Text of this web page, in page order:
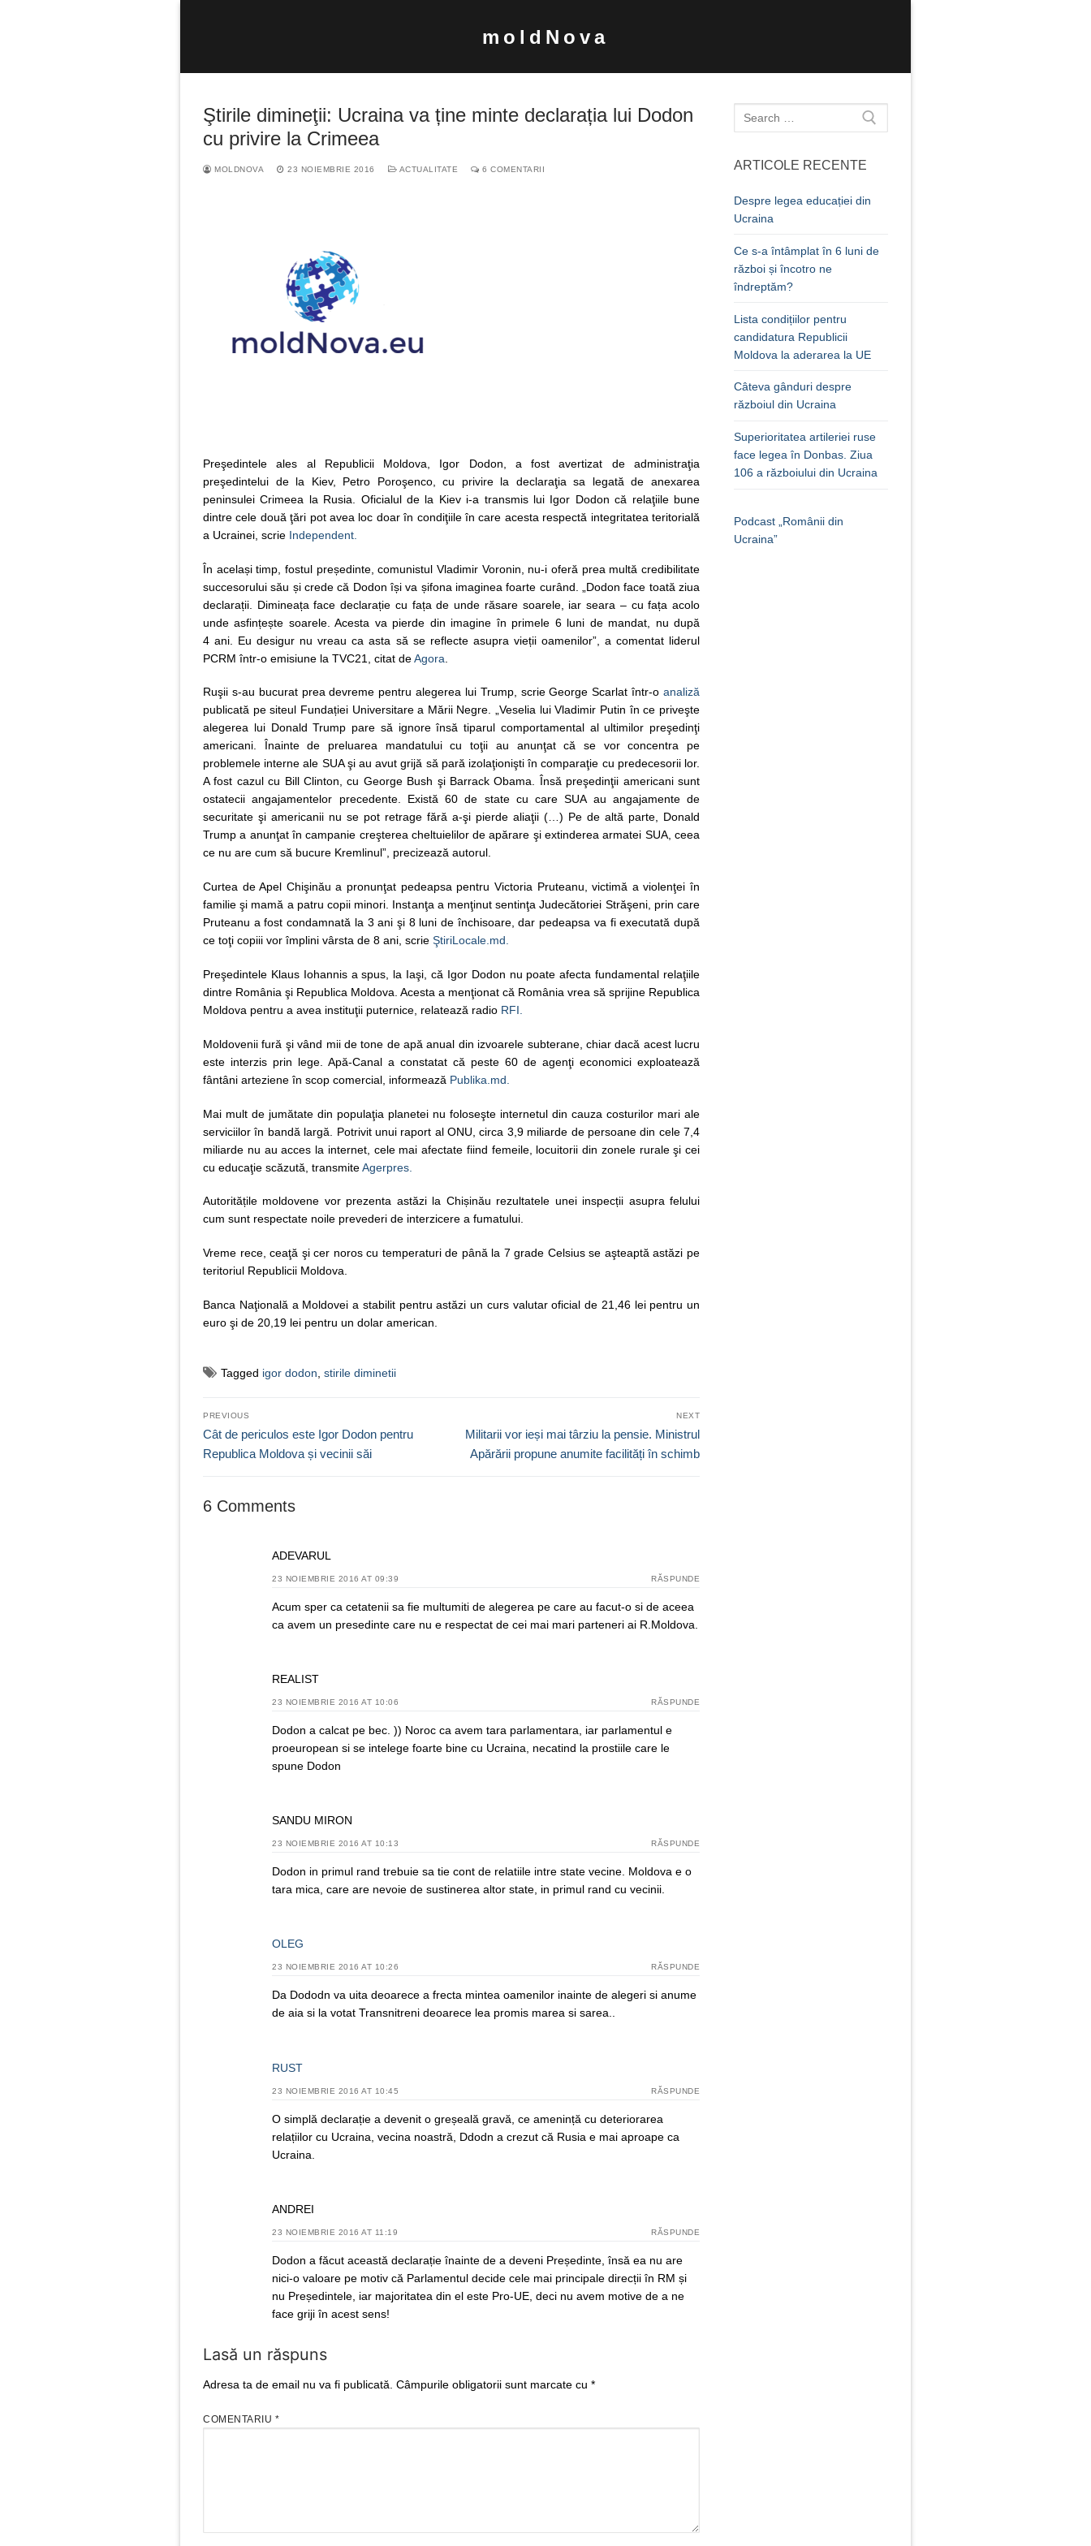
moldNova
Ştirile dimineţii: Ucraina va ține minte declarația lui Dodon
cu privire la Crimeea
MOLDNOVA 23 NOIEMBRIE 2016 ACTUALITATE 6 COMENTARII
Preşedintele ales al Republicii Moldova, Igor Dodon, a fost avertizat de administraţia
preşedintelui de la Kiev, Petro Poroşenco, cu privire la declaraţia sa legată de anexarea
peninsulei Crimeea la Rusia. Oficialul de la Kiev i-a transmis lui Igor Dodon că relaţiile bune
dintre cele două ţări pot avea loc doar în condiţiile în care acesta respectă integritatea teritorială
a Ucrainei, scrie Independent.
În același timp, fostul președinte, comunistul Vladimir Voronin, nu-i oferă prea multă credibilitate
succesorului său și crede că Dodon își va șifona imaginea foarte curând. „Dodon face toată ziua
declarații. Dimineața face declarație cu fața de unde răsare soarele, iar seara – cu fața acolo
unde asfințește soarele. Acesta va pierde din imagine în primele 6 luni de mandat, nu după
4 ani. Eu desigur nu vreau ca asta să se reflecte asupra vieții oamenilor”, a comentat liderul
PCRM într-o emisiune la TVC21, citat deAgora
Ruşii s-au bucurat prea devreme pentru alegerea lui Trump, scrie George Scarlat într-o analiză
publicată pe siteul Fundației Universitare a Mării Negre. „Veselia lui Vladimir Putin în ce priveşte
alegerea lui Donald Trump pare să ignore însă tiparul comportamental al ultimilor preşedinţi
americani. Înainte de preluarea mandatului cu toţii au anunţat că se vor concentra pe
problemele interne ale SUA şi au avut grijă să pară izolaţionişti în comparaţie cu predecesorii lor.
A fost cazul cu Bill Clinton, cu George Bush şi Barrack Obama. Însă preşedinţii americani sunt
ostatecii angajamentelor precedente. Există 60 de state cu care SUA au angajamente de
securitate şi americanii nu se pot retrage fără a-şi pierde aliaţii (…) Pe de altă parte, Donald
Trump a anunţat în campanie creşterea cheltuielilor de apărare şi extinderea armatei SUA, ceea
ce nu are cum să bucure Kremlinul”, precizează autorul.
Curtea de Apel Chişinău a pronunţat pedeapsa pentru Victoria Pruteanu, victimă a violenţei în
familie şi mamă a patru copii minori. Instanţa a menţinut sentinţa Judecătoriei Străşeni, prin care
Pruteanu a fost condamnată la 3 ani şi 8 luni de închisoare, dar pedeapsa va fi executată după
ce toţi copiii vor împlini vârsta de 8 ani, scrie ŞtiriLocale.md.
Preşedintele Klaus Iohannis a spus, la Iaşi, că Igor Dodon nu poate afecta fundamental relaţiile
dintre România şi Republica Moldova. Acesta a menţionat că România vrea să sprijine Republica
Moldova pentru a avea instituţii puternice, relatează radio RFI.
Moldovenii fură şi vând mii de tone de apă anual din izvoarele subterane, chiar dacă acest lucru
este interzis prin lege. Apă-Canal a constatat că peste 60 de agenţi economici exploatează
fântâni arteziene în scop comercial, informează Publika.md.
Mai mult de jumătate din populaţia planetei nu foloseşte internetul din cauza costurilor mari ale
serviciilor în bandă largă. Potrivit unui raport al ONU, circa 3,9 miliarde de persoane din cele 7,4
miliarde nu au acces la internet, cele mai afectate fiind femeile, locuitorii din zonele rurale şi cei
cu educaţie scăzută, transmiteAgerpres.
Autoritățile moldovene vor prezenta astăzi la Chișinău rezultatele unei inspecții asupra felului
cum sunt respectate noile prevederi de interzicere a fumatului.
Vreme rece, ceaţă şi cer noros cu temperaturi de până la 7 grade Celsius se aşteaptă astăzi pe
teritoriul Republicii Moldova.
Banca Naţională a Moldovei a stabilit pentru astăzi un curs valutar oficial de 21,46 lei pentru un
euro şi de 20,19 lei pentru un dolar american.
Tagged igor dodon stirile diminetii
Navigare
în
articole
PREVIOUS
Previous
post:
Cât de periculos este Igor Dodon pentru
Republica Moldova și vecinii săi
NEXT
Next
post:
Militarii vor ieși mai târziu la pensie. Ministrul
Apărării propune anumite facilități în schimb
6 Comments
ADEVARUL
23 NOIEMBRIE 2016 AT 09:39 RĂSPUNDE
Acum sper ca cetatenii sa fie multumiti de alegerea pe care au facut-o si de aceea
ca avem un presedinte care nu e respectat de cei mai mari parteneri ai R.Moldova.
REALIST
23 NOIEMBRIE 2016 AT 10:06 RĂSPUNDE
Dodon a calcat pe bec. )) Noroc ca avem tara parlamentara, iar parlamentul e
proeuropean si se intelege foarte bine cu Ucraina, necatind la prostiile care le
spune Dodon
SANDU MIRON
23 NOIEMBRIE 2016 AT 10:13 RĂSPUNDE
Dodon in primul rand trebuie sa tie cont de relatiile intre state vecine. Moldova e o
tara mica, care are nevoie de sustinerea altor state, in primul rand cu vecinii.
OLEG
23 NOIEMBRIE 2016 AT 10:26 RĂSPUNDE
Da Dododn va uita deoarece a frecta mintea oamenilor inainte de alegeri si anume
de aia si la votat Transnitreni deoarece lea promis marea si sarea..
RUST
23 NOIEMBRIE 2016 AT 10:45 RĂSPUNDE
O simplă declarație a devenit o greșeală gravă, ce amenință cu deteriorarea
relațiilor cu Ucraina, vecina noastră, Ddodn a crezut că Rusia e mai aproape ca
Ucraina.
ANDREI
23 NOIEMBRIE 2016 AT 11:19 RĂSPUNDE
Dodon a făcut această declarație înainte de a deveni Președinte, însă ea nu are
nici-o valoare pe motiv că Parlamentul decide cele mai principale direcții în RM și
nu Președintele, iar majoritatea din el este Pro-UE, deci nu avem motive de a ne
face griji în acest sens!
Lasă un răspuns
Adresa ta de email nu va fi publicată. Câmpurile obligatorii sunt marcate cu *
COMENTARIU *
Caută
după:
ARTICOLE RECENTE
Despre legea educației din
Ucraina
Ce s-a întâmplat în 6 luni de
război și încotro ne
îndreptăm?
Lista condițiilor pentru
candidatura Republicii
Moldova la aderarea la UE
Câteva gânduri despre
războiul din Ucraina
Superioritatea artileriei ruse
face legea în Donbas. Ziua
106 a războiului din Ucraina
Podcast „Românii din
Ucraina”